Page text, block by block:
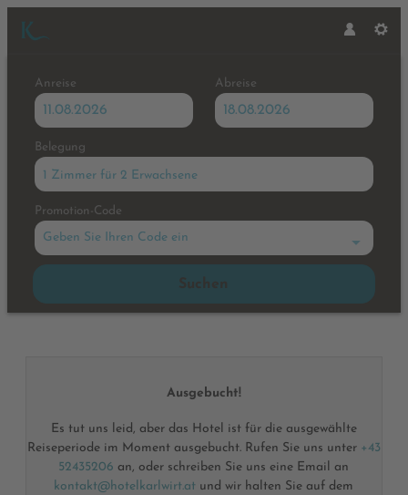
Anreise Abreise
Belegung
1 Zimmer für 2 Erwachsene
Promotion-Code
Geben Sie Ihren Code ein
Ausgebucht!
Es tut uns leid, aber das Hotel ist für die ausgewählte
Reiseperiode im Moment ausgebucht. Rufen Sie uns unter +43
52435206 an, oder schreiben Sie uns eine Email an
kontakt@hotelkarlwirt.at und wir halten Sie auf dem